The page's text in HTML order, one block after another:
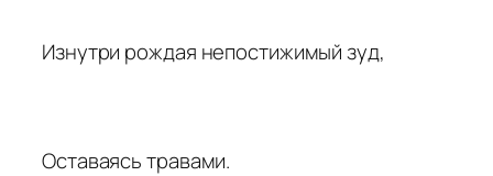
Изнутри рождая непостижимый зуд,
Оставаясь травами.